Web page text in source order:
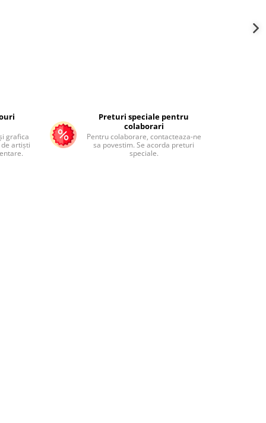
grafica
artiști
Preturi speciale pentru
colaborari
Pentru colaborare, contacteaza-ne
sa povestim. Se acorda preturi
speciale.